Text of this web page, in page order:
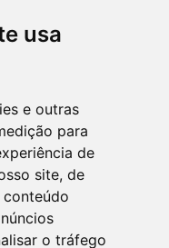
usa
e outras
para
de
site, de
o tráfego
#penedageres
#vianadocastelo
Arcos Valdevez
Caminhadas e Passeio
Ribeiro
ferias
da Peneda-Gerês